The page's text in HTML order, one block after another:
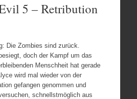
5 – Retribution
Die Zombies sind zurück.
doch der Kampf um das
Menschheit hat gerade
wird mal wieder von der
gefangen genommen und
schnellstmöglich aus